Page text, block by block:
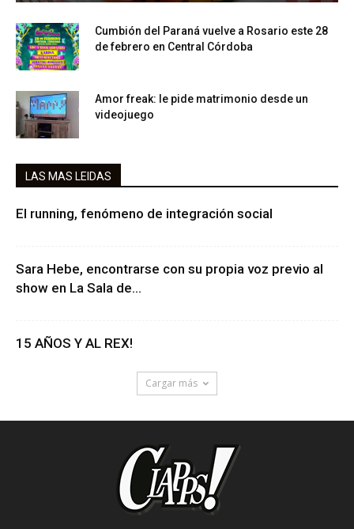
Cumbión del Paraná vuelve a Rosario este 28
de febrero en Central Córdoba
Amor freak: le pide matrimonio desde un
videojuego
LAS MAS LEIDAS
El running, fenómeno de integración social
Sara Hebe, encontrarse con su propia voz previo al
show en La Sala de...
15 AÑOS Y AL REX!
Cargar más